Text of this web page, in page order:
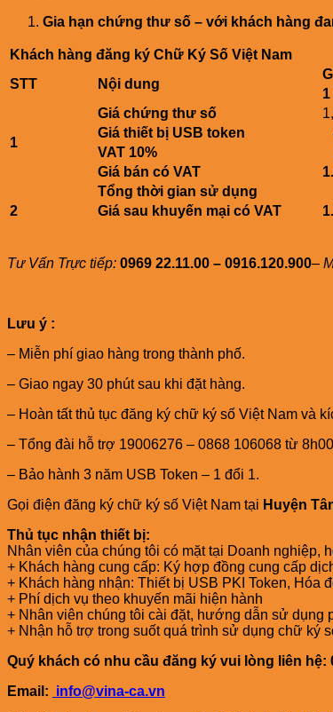
Gia hạn chứng thư số – với khách hàng
Khách hàng đăng ký Chữ Ký Số Việt Nam
STT
Nội dung
1
Giá chứng thư số
Giá thiết bị USB token
VAT 10%
Giá bán có VAT
2
Tổng thời gian sử dụng
Giá sau khuyến mại có VAT
Tư Vấn Trực tiếp: 0969 22.11.00 – 0916.120.900–
Lưu ý :
– Miễn phí giao hàng trong thành phố.
– Giao ngay 30 phút sau khi đặt hàng.
– Hoàn tất thủ tục đăng ký chữ ký số Việt Nam và
– Tổng đài hỗ trợ 19006276 – 0868 106068 từ
– Bảo hành 3 năm USB Token – 1 đổi 1.
Gọi điện đăng ký chữ ký số Việt Nam tại Huyện
Thủ tục nhận thiết bị:
Nhân viên của chúng tôi có mặt tại Doanh nghiệp,
+ Khách hàng cung cấp: Ký hợp đồng cung cấp
+ Khách hàng nhận: Thiết bị USB PKI Token, Hóa
+ Phí dịch vụ theo khuyến mãi hiện hành
+ Nhân viên chúng tôi cài đặt, hướng dẫn sử dụng
+ Nhận hỗ trợ trong suốt quá trình sử dụng chữ ký
Quý khách có nhu cầu đăng ký vui lòng liên hệ:
Email: info@vina-ca.vn